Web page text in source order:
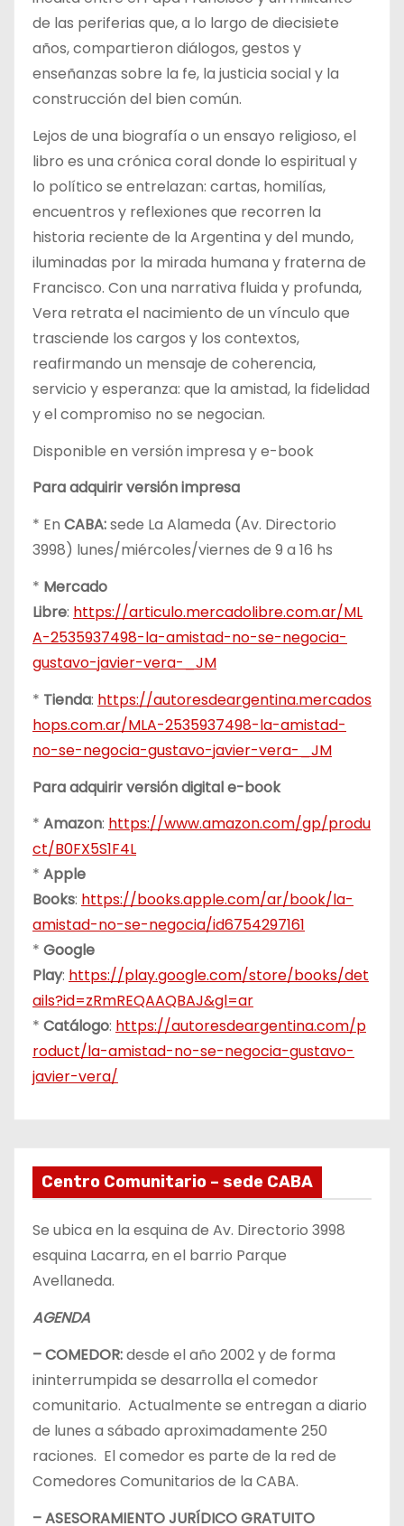
de las periferias que, a lo largo de diecisiete
años, compartieron diálogos, gestos y
enseñanzas sobre la fe, la justicia social y la
construcción del bien común.
Lejos de una biografía o un ensayo religioso, el
libro es una crónica coral donde lo espiritual y
lo político se entrelazan: cartas, homilías,
encuentros y reflexiones que recorren la
historia reciente de la Argentina y del mundo,
iluminadas por la mirada humana y fraterna de
Francisco. Con una narrativa fluida y profunda,
Vera retrata el nacimiento de un vínculo que
trasciende los cargos y los contextos,
reafirmando un mensaje de coherencia,
servicio y esperanza: que la amistad, la fidelidad
y el compromiso no se negocian.
Disponible en versión impresa y e-book
Para adquirir versión impresa
* En CABA:sede La Alameda (Av. Directorio
3998) lunes/miércoles/viernes de 9 a 16 hs
* Mercado
Libre: https://articulo.mercadolibre.com.ar/ML
A-2535937498-la-amistad-no-se-negocia-
gustavo-javier-vera-_JM
* Tienda: https://autoresdeargentina.mercados
hops.com.ar/MLA-2535937498-la-amistad-
no-se-negocia-gustavo-javier-vera-_JM
Para adquirir versión digital e-book
* Amazon: https://www.amazon.com/gp/produ
ct/B0FX5S1F4L
* Apple
Books: https://books.apple.com/ar/book/la-
amistad-no-se-negocia/id6754297161
* Google
Play: https://play.google.com/store/books/det
ails?id=zRmREQAAQBAJ&gl=ar
* Catálogo: https://autoresdeargentina.com/p
roduct/la-amistad-no-se-negocia-gustavo-
javier-vera/
Centro Comunitario – sede CABA
Se ubica en la esquina de Av. Directorio 3998
esquina Lacarra, en el barrio Parque
Avellaneda.
AGENDA
– COMEDOR:desde el año 2002 y de forma
ininterrumpida se desarrolla el comedor
comunitario. Actualmente se entregan a diario
de lunes a sábado aproximadamente 250
raciones. El comedor es parte de la red de
Comedores Comunitarios de la CABA.
– ASESORAMIENTO JURÍDICO GRATUITO